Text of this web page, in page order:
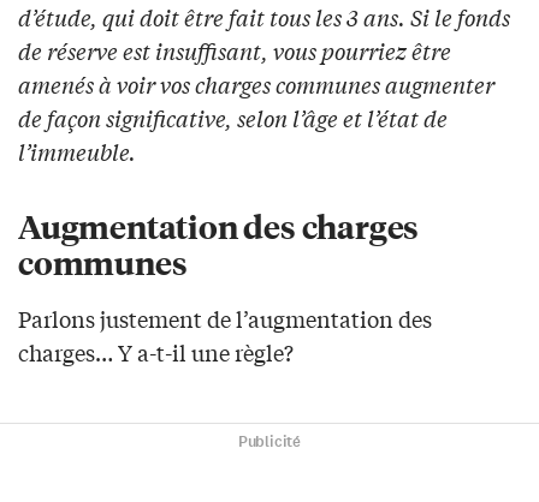
d’étude, qui doit être fait tous les 3 ans. Si le fonds
de réserve est insuffisant, vous pourriez être
amenés à voir vos charges communes augmenter
de façon significative, selon l’âge et l’état de
l’immeuble.
Augmentation des charges
communes
Parlons justement de l’augmentation des
charges… Y a-t-il une règle?
Publicité